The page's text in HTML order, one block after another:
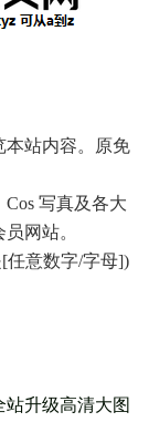
本站内容。原免
写真及各大
员网站。
任意数字/字母])
升级高清大图